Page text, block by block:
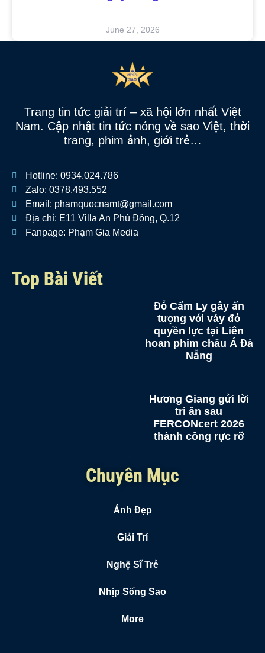
June 27, 2026
Trang tin tức giải trí – xã hội lớn nhất Việt
Nam. Cập nhật tin tức nóng về sao Việt, thời
trang, phim ảnh, giới trẻ…
Hotline: 0934.024.786
Zalo: 0378.493.552
Email: phamquocnamt@gmail.com
Địa chỉ: E11 Villa An Phú Đông, Q.12
Fanpage: Phạm Gia Media
Top Bài Viết
Đỗ Cẩm Ly gây ấn
tượng với váy đỏ
quyền lực tại Liên
hoan phim châu Á Đà
Nẵng
Hương Giang gửi lời
tri ân sau
FERCONcert 2026
thành công rực rỡ
Chuyên Mục
Ảnh Đẹp
Giải Trí
Nghệ Sĩ Trẻ
Nhịp Sống Sao
More